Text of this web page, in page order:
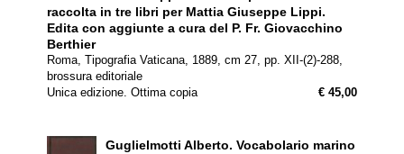
raccolta in tre libri per Mattia Giuseppe Lippi.
Edita con aggiunte a cura del P. Fr. Giovacchino
Berthier
Roma, Tipografia Vaticana, 1889, cm 27, pp. XII-(2)-288,
brossura editoriale
Unica edizione. Ottima copia
€ 45,00
Guglielmotti Alberto. Vocabolario marino